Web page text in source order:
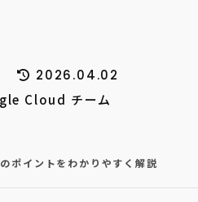
2026.04.02
Cloud チーム
ポイントをわかりやすく解説